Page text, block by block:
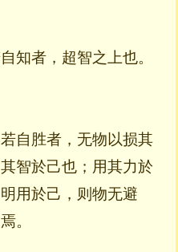
知者，超智之上也。
自胜者，无物以损其
智於己也；用其力於
用於己，则物无避
。